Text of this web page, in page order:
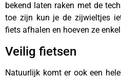
bekend laten raken met de
toe zijn kun je de zijwieltjes
fiets afhalen en hoeven ze
Veilig fietsen
Natuurlijk komt er ook een